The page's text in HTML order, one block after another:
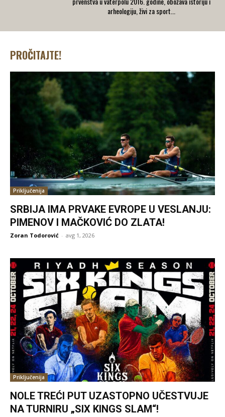
arheologiju, živi za sport...
PROČITAJTE!
Priključenija
SRBIJA IMA PRVAKE EVROPE U VESLANJU:
PIMENOV I MAČKOVIĆ DO ZLATA!
Zoran Todorović - avg 1, 2026
Priključenija
NOLE TREĆI PUT UZASTOPNO UČESTVUJE
NA TURNIRU „SIX KINGS SLAM“!